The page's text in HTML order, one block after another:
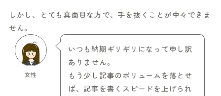
しかし、とても真面目な方で、手を抜くことが中々できま
せん。
女性
いつも納期ギリギリになって申し訳
ありません。
もう少し記事のボリュームを落とせ
ば、記事を書くスピードを上げられ